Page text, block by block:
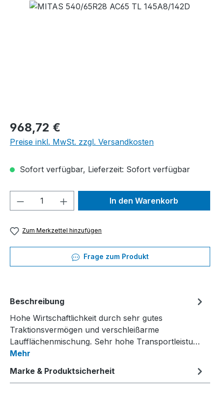
Bildergalerie überspringen
Regulärer Preis:
968,72 €
Preise inkl. MwSt. zzgl. Versandkosten
Sofort verfügbar, Lieferzeit: Sofort verfügbar
Produkt Anzahl: Gib denIn den Warenkorb
Zum Merkzettel hinzufügen
Frage zum Produkt
Beschreibung
Hohe Wirtschaftlichkeit durch sehr gutes
Traktionsvermögen und verschleißarme
Laufflächenmischung. Sehr hohe Transportleistu…
Mehr
Marke & Produktsicherheit